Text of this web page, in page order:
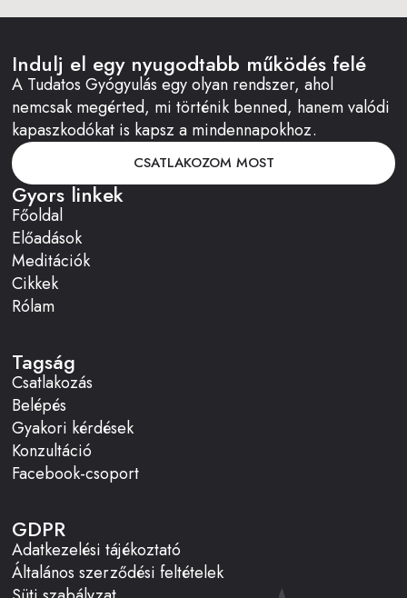
Indulj el egy nyugodtabb működés felé
A Tudatos Gyógyulás egy olyan rendszer, ahol
nemcsak megérted, mi történik benned, hanem valódi
kapaszkodókat is kapsz a mindennapokhoz.
CSATLAKOZOM MOST
Gyors linkek
Főoldal
Előadások
Meditációk
Cikkek
Rólam
Tagság
Csatlakozás
Belépés
Gyakori kérdések
Konzultáció
Facebook-csoport
GDPR
Adatkezelési tájékoztató
Általános szerződési feltételek